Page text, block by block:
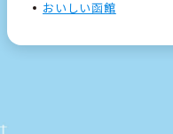
おいしい函館